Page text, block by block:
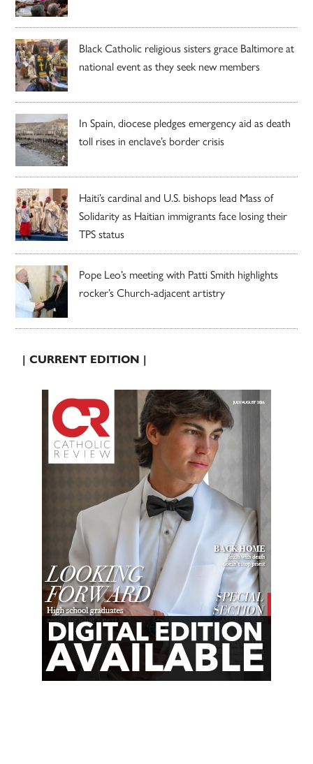
Black Catholic religious sisters grace Baltimore at
national event as they seek new members
In Spain, diocese pledges emergency aid as death
toll rises in enclave’s border crisis
Haiti’s cardinal and U.S. bishops lead Mass of
Solidarity as Haitian immigrants face losing their
TPS status
Pope Leo’s meeting with Patti Smith highlights
rocker’s Church-adjacent artistry
| CURRENT EDITION |